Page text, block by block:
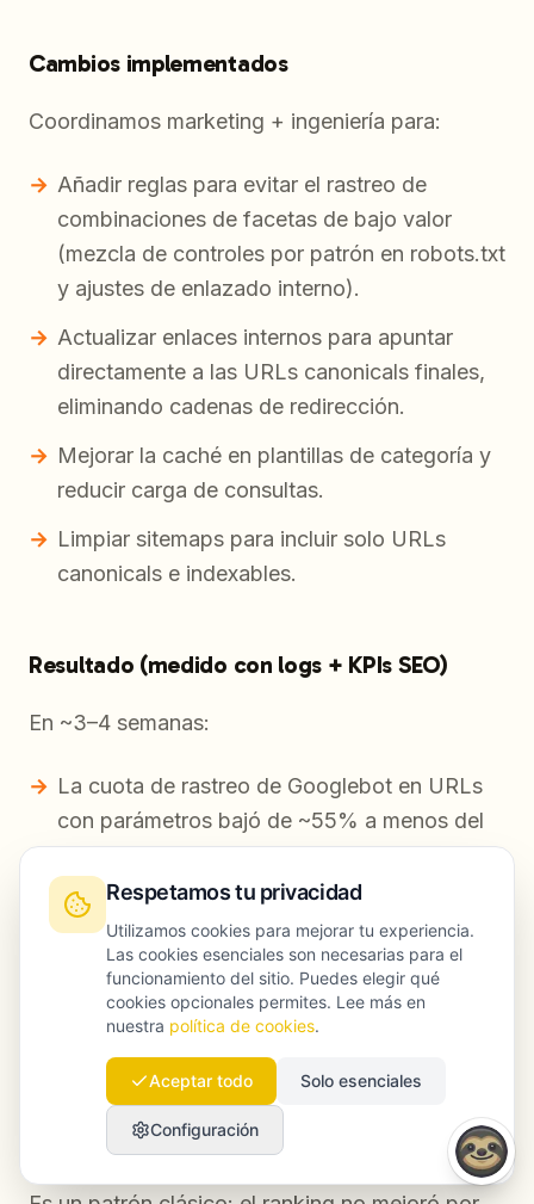
Cambios implementados
Coordinamos marketing + ingeniería para:
Añadir reglas para evitar el rastreo de
combinaciones de facetas de bajo valor
(mezcla de controles por patrón en robots.txt
y ajustes de enlazado interno).
Actualizar enlaces internos para apuntar
directamente a las URLs canonicals finales,
eliminando cadenas de redirección.
Mejorar la caché en plantillas de categoría y
reducir carga de consultas.
Limpiar sitemaps para incluir solo URLs
canonicals e indexables.
Resultado (medido con logs + KPIs SEO)
En ~3–4 semanas:
La cuota de rastreo de Googlebot en URLs
con parámetros bajó de ~55% a menos del
20%.
Los hits 3xx cayeron de forma notable al
corregir enlaces internos.
El p95 de respuesta para bots mejoró tras
cambios de caché.
Las nuevas URLs de producto se rastreaban
antes tras publicarse, acelerando el
descubrimiento.
Respetamos tu privacidad
Utilizamos cookies para mejorar tu experiencia.
Las cookies esenciales son necesarias para el
funcionamiento del sitio. Puedes elegir qué
cookies opcionales permites. Lee más en
nuestra política de cookies.
Aceptar todo Solo esenciales
Configuración